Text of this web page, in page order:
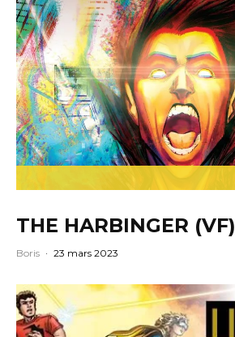
THE HARBINGER (VF)
Boris · 23 mars 2023